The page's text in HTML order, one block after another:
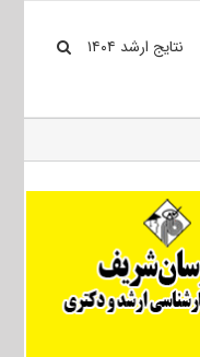
نتایج ارشد ۱۴۰۴